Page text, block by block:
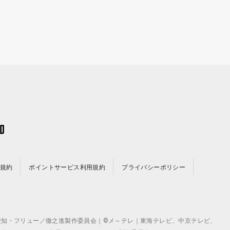
約 ポイントサービス利用規約 プライバシーポリシー
フリュー／徹之進製作委員会｜©メ～テレ｜東海テレビ、中京テレビ、